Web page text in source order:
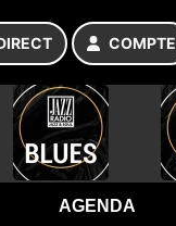
COMPTE
AGENDA